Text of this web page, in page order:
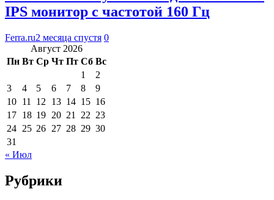
IPS монитор с частотой 160 Гц
Ferra.ru2 месяца спустя 0
Август 2026
Пн Вт Ср Чт Пт Сб Вс
1
2
3
4 5 6 7 8
9
10 11 12 13 14 15 16
17 18 19 20 21 22 23
24 25 26 27 28 29 30
31
« Июл
Рубрики